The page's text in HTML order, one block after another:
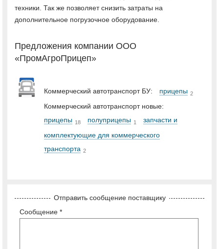
техники. Так же позволяет снизить затраты на
дополнительное погрузочное оборудование.
Предложения компании ООО
«ПромАгроПрицеп»
Коммерческий автотранспорт БУ: прицепы 2
Коммерческий автотранспорт новые:
прицепы 18 полуприцепы 1
запчасти и
комплектующие для коммерческого
транспорта 2
Отправить сообщение поставщику
Сообщение *